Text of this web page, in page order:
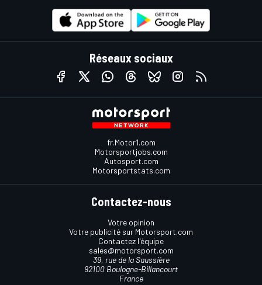
Réseaux sociaux
fr.Motor1.com
Motorsportjobs.com
Autosport.com
Motorsportstats.com
Contactez-nous
Votre opinion
Votre publicité sur Motorsport.com
Contactez l'équipe
sales@motorsport.com
39, rue de la Saussière
92100 Boulogne-Billancourt
France